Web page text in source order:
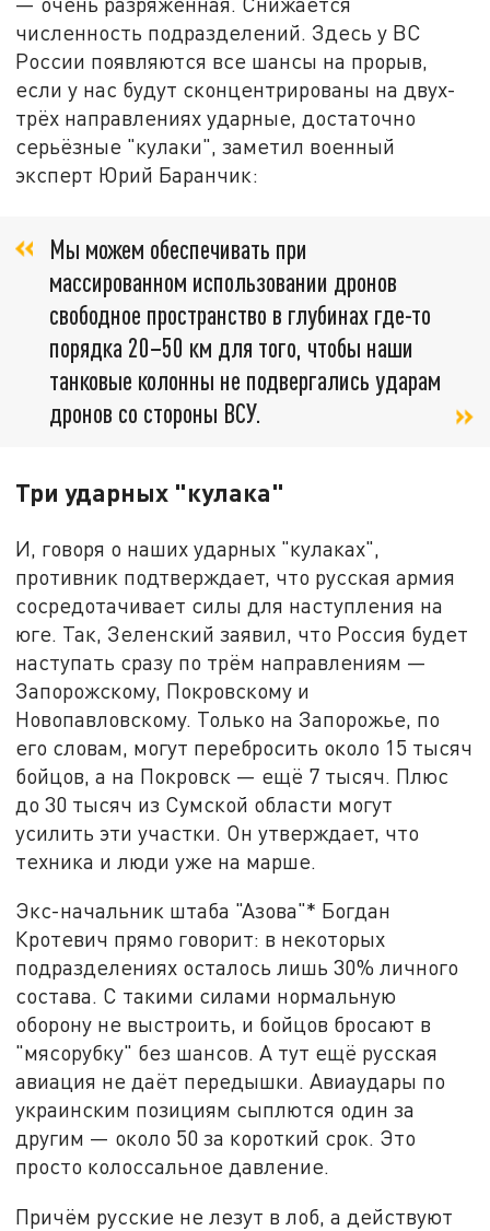
численность подразделений. Здесь у ВС
России появляются все шансы на прорыв,
если у нас будут сконцентрированы на двух-
трёх направлениях ударные, достаточно
серьёзные "кулаки", заметил военный
эксперт Юрий Баранчик:
Мы можем обеспечивать при
массированном использовании дронов
свободное пространство в глубинах где-то
порядка 20−50 км для того, чтобы наши
танковые колонны не подвергались ударам
дронов со стороны ВСУ.
Три ударных "кулака"
И, говоря о наших ударных "кулаках",
противник подтверждает, что русская армия
сосредотачивает силы для наступления на
юге. Так, Зеленский заявил, что Россия будет
наступать сразу по трём направлениям —
Запорожскому, Покровскому и
Новопавловскому. Только на Запорожье, по
его словам, могут перебросить около 15 тысяч
бойцов, а на Покровск — ещё 7 тысяч. Плюс
до 30 тысяч из Сумской области могут
усилить эти участки. Он утверждает, что
техника и люди уже на марше.
Экс-начальник штаба "Азова"* Богдан
Кротевич прямо говорит: в некоторых
подразделениях осталось лишь 30% личного
состава. С такими силами нормальную
оборону не выстроить, и бойцов бросают в
"мясорубку" без шансов. А тут ещё русская
авиация не даёт передышки. Авиаудары по
украинским позициям сыплются один за
другим — около 50 за короткий срок. Это
просто колоссальное давление.
Причём русские не лезут в лоб, а действуют